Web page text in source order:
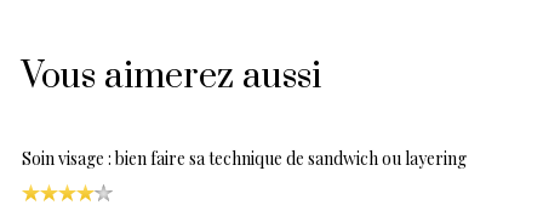
Vous aimerez aussi
Soin visage : bien faire sa technique de sandwich ou layering